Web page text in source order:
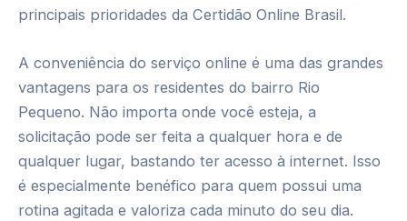
principais prioridades da Certidão Online Brasil.
A conveniência do serviço online é uma das grandes
vantagens para os residentes do bairro Rio
Pequeno. Não importa onde você esteja, a
solicitação pode ser feita a qualquer hora e de
qualquer lugar, bastando ter acesso à internet. Isso
é especialmente benéfico para quem possui uma
rotina agitada e valoriza cada minuto do seu dia.